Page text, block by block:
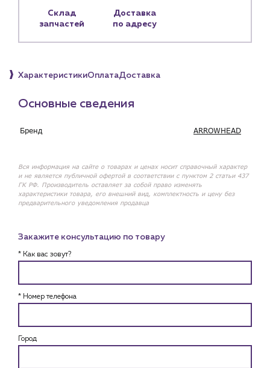
Чат-бот
Пн – пт: 9:00 – 18:00
sales@profpotok.ru
Склад
запчастей
Доставка
по адресу
ХарактеристикиОплатаДоставка
Основные сведения
Бренд ARROWHEAD
Вся информация на сайте о товарах и ценах носит справочный характер
и не является публичной офертой в соответствии с пунктом 2 статьи 437
ГК РФ. Производитель оставляет за собой право изменять
характеристики товара, его внешний вид, комплектность и цену без
предварительного уведомления продавца
Закажите консультацию по товару
* Как вас зовут?
* Номер телефона
Город